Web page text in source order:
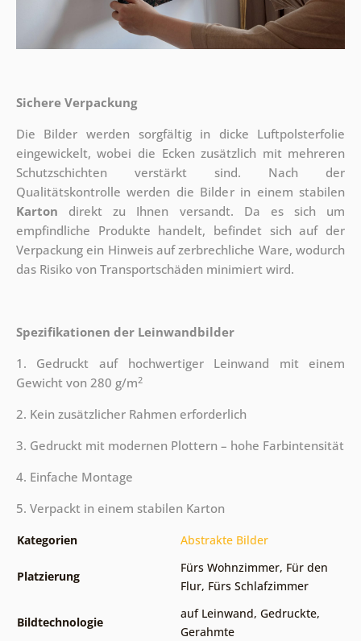
Sichere Verpackung
Die Bilder werden sorgfältig in dicke Luftpolsterfolie
eingewickelt, wobei die Ecken zusätzlich mit mehreren
Schutzschichten verstärkt sind. Nach der
Qualitätskontrolle werden die Bilder in einem stabilen
Karton direkt zu Ihnen versandt. Da es sich um
empfindliche Produkte handelt, befindet sich auf der
Verpackung ein Hinweis auf zerbrechliche Ware, wodurch
das Risiko von Transportschäden minimiert wird.
Spezifikationen der Leinwandbilder
1. Gedruckt auf hochwertiger Leinwand mit einem
Gewicht von 280 g/m2
2. Kein zusätzlicher Rahmen erforderlich
3. Gedruckt mit modernen Plottern – hohe Farbintensität
4. Einfache Montage
5. Verpackt in einem stabilen Karton
Kategorien Abstrakte Bilder
Platzierung
Fürs Wohnzimmer, Für den
Flur, Fürs Schlafzimmer
Bildtechnologie
auf Leinwand, Gedruckte,
Gerahmte